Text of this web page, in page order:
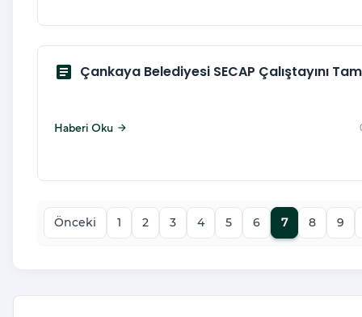
article Çankaya Belediyesi SECAP Çalıştayını
Haberi Oku arrow_forward
Önceki 1 2 3 4 5 6 7 8 9